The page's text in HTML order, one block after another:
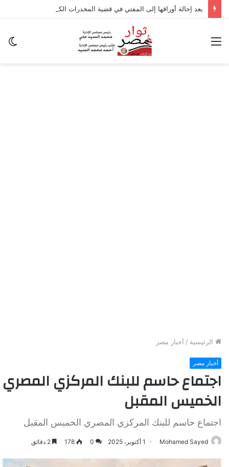
القائمة
الرئيسية / أخبار مصر
أخبار مصر
اجتماع حاسم للبنك المركزي المصري
الخميس المقبل
اجتماع حاسم للبنك المركزي المصري الخميس المقبل
Mohamed Sayed 1 أكتوبر، 2025 0
178